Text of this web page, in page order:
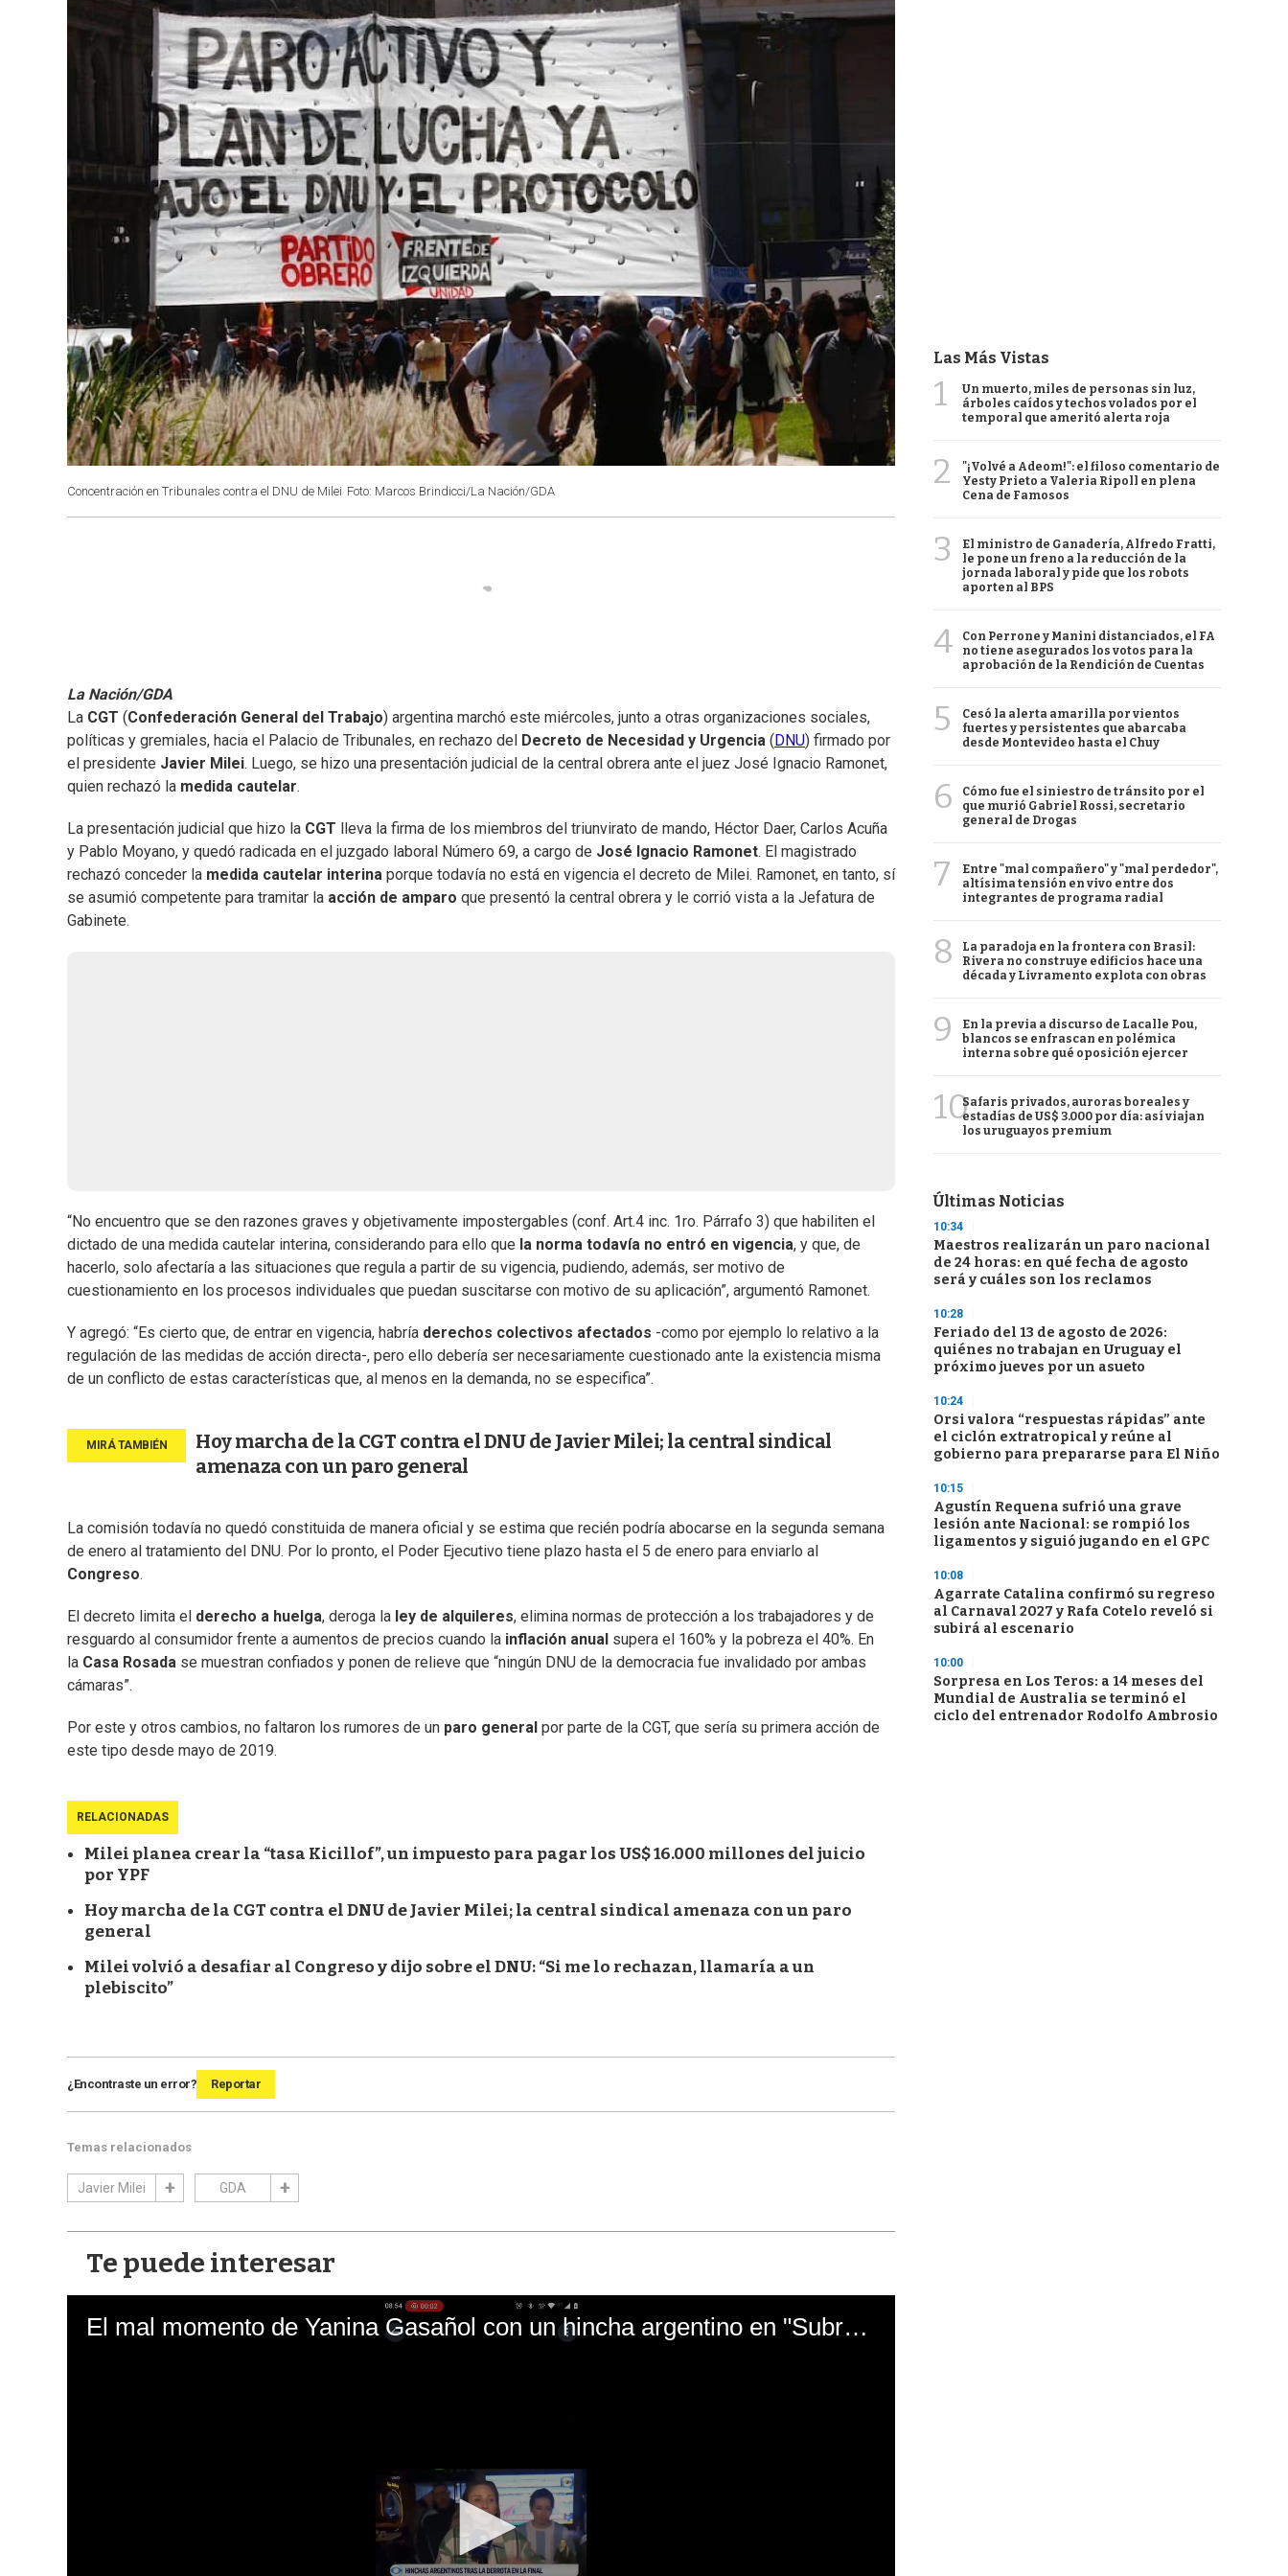
Concentración en Tribunales contra el DNU de Milei Foto: Marcos Brindicci/La Nación/GDA
La Nación/GDA
La CGT (Confederación General del Trabajo) argentina marchó este miércoles, junto a otras organizaciones sociales,
políticas y gremiales, hacia el Palacio de Tribunales, en rechazo del
Decreto de Necesidad y Urgencia ( DNU) firmado por
el presidente Javier Milei. Luego, se hizo una presentación judicial de la central obrera ante el juez José Ignacio Ramonet,
quien rechazó la medida cautelar.
La presentación judicial que hizo la CGT
lleva la firma de los miembros del triunvirato de mando, Héctor Daer, Carlos Acuña
y Pablo Moyano, y quedó radicada en el juzgado laboral Número 69, a cargo de José Ignacio Ramonet. El magistrado
rechazó conceder la medida cautelar interina porque todavía no está en vigencia el decreto de Milei. Ramonet, en tanto, sí
se asumió competente para tramitar la acción de amparo que presentó la central obrera y le corrió vista a la Jefatura de
Gabinete.
“No encuentro que se den razones graves y objetivamente impostergables (conf. Art.4 inc. 1ro. Párrafo 3) que habiliten el
dictado de una medida cautelar interina, considerando para ello que la norma todavía no entró en vigencia, y que, de
hacerlo, solo afectaría a las situaciones que regula a partir de su vigencia, pudiendo, además, ser motivo de
cuestionamiento en los procesos individuales que puedan suscitarse con motivo de su aplicación”, argumentó Ramonet.
Y agregó: “Es cierto que, de entrar en vigencia, habría derechos colectivos afectados -como por ejemplo lo relativo a la
regulación de las medidas de acción directa-, pero ello debería ser necesariamente cuestionado ante la existencia misma
de un conflicto de estas características que, al menos en la demanda, no se especifica”.
Hoy marcha de la CGT contra el DNU de Javier Milei; la central sindical
amenaza con un paro general
La comisión todavía no quedó constituida de manera oficial y se estima que recién podría abocarse en la segunda semana
de enero al tratamiento del DNU. Por lo pronto, el Poder Ejecutivo tiene plazo hasta el 5 de enero para enviarlo al
Congreso.
El decreto limita el derecho a huelga, deroga la ley de alquileres, elimina normas de protección a los trabajadores y de
resguardo al consumidor frente a aumentos de precios cuando la inflación anual supera el 160% y la pobreza el 40%. En
la Casa Rosada se muestran confiados y ponen de relieve que “ningún DNU de la democracia fue invalidado por ambas
cámaras”.
Por este y otros cambios, no faltaron los rumores de un paro general por parte de la CGT, que sería su primera acción de
este tipo desde mayo de 2019.
RELACIONADAS
Milei planea crear la “tasa Kicillof”, un impuesto para pagar los US$ 16.000 millones del juicio
por YPF
Hoy marcha de la CGT contra el DNU de Javier Milei; la central sindical amenaza con un paro
general
Milei volvió a desafiar al Congreso y dijo sobre el DNU: “Si me lo rechazan, llamaría a un
plebiscito”
¿Encontraste un error? Reportar
Temas relacionados
Javier Milei GDA
Te puede interesar
El mal momento de Yanina Gasañol con un hincha argentino en "Subrayado"
Las Más Vistas
1
Un muerto, miles de personas sin luz,
árboles caídos y techos volados por el
temporal que ameritó alerta roja
2
"¡Volvé a Adeom!": el filoso comentario de
Yesty Prieto a Valeria Ripoll en plena
Cena de Famosos
3
El ministro de Ganadería, Alfredo Fratti,
le pone un freno a la reducción de la
jornada laboral y pide que los robots
aporten al BPS
4
Con Perrone y Manini distanciados, el FA
no tiene asegurados los votos para la
aprobación de la Rendición de Cuentas
5
Cesó la alerta amarilla por vientos
fuertes y persistentes que abarcaba
desde Montevideo hasta el Chuy
6
Cómo fue el siniestro de tránsito por el
que murió Gabriel Rossi, secretario
general de Drogas
7
Entre "mal compañero" y "mal perdedor",
altísima tensión en vivo entre dos
integrantes de programa radial
8
La paradoja en la frontera con Brasil:
Rivera no construye edificios hace una
década y Livramento explota con obras
9
En la previa a discurso de Lacalle Pou,
blancos se enfrascan en polémica
interna sobre qué oposición ejercer
10Safaris privados, auroras boreales y
estadías de US$ 3.000 por día: así viajan
los uruguayos premium
Últimas Noticias
10:34
Maestros realizarán un paro nacional
de 24 horas: en qué fecha de agosto
será y cuáles son los reclamos
10:28
Feriado del 13 de agosto de 2026:
quiénes no trabajan en Uruguay el
próximo jueves por un asueto
10:24
Orsi valora “respuestas rápidas” ante
el ciclón extratropical y reúne al
gobierno para prepararse para El Niño
10:15
Agustín Requena sufrió una grave
lesión ante Nacional: se rompió los
ligamentos y siguió jugando en el GPC
10:08
Agarrate Catalina confirmó su regreso
al Carnaval 2027 y Rafa Cotelo reveló si
subirá al escenario
10:00
Sorpresa en Los Teros: a 14 meses del
Mundial de Australia se terminó el
ciclo del entrenador Rodolfo Ambrosio